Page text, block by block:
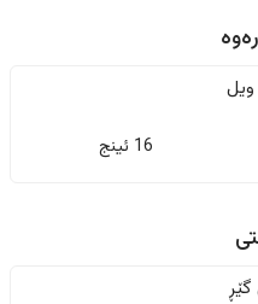
ویل
16 ئینج
گێڕ